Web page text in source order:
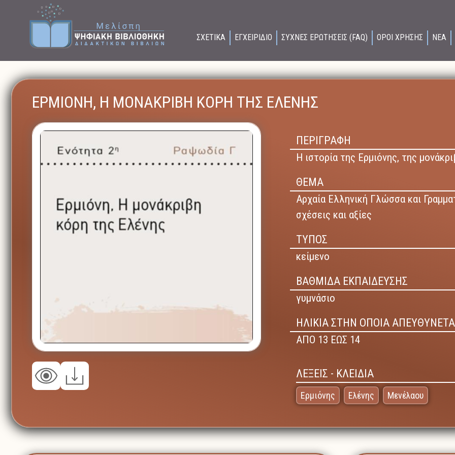
ΣΧΕΤΙΚΑ ΕΓΧΕΙΡΙΔΙΟ ΣΥΧΝΕΣ ΕΡΩΤΗΣΕΙΣ (FAQ) ΟΡΟΙ ΧΡΗΣΗΣ ΝΕΑ
ΕΡΜΙΟΝΗ, Η ΜΟΝΑΚΡΙΒΗ ΚΟΡΗ ΤΗΣ ΕΛΕΝΗΣ
ΠΕΡΙΓΡΑΦΗ
Η ιστορία της Ερμιόνης, της
ΘΕΜΑ
Αρχαία Ελληνική Γλώσσα και
σχέσεις και αξίες
ΤΥΠΟΣ
κείμενο
ΒΑΘΜΙΔΑ ΕΚΠΑΙΔΕΥΣΗΣ
γυμνάσιο
ΗΛΙΚΙΑ ΣΤΗΝ ΟΠΟΙΑ
ΑΠΟ 13 ΕΩΣ 14
ΛΕΞΕΙΣ - ΚΛΕΙΔΙΑ
Ερμιόνης Ελένης Μενέλαου